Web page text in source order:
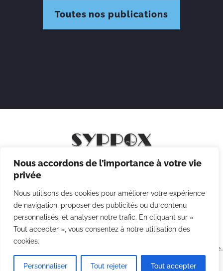
Nous accordons de l’importance à votre vie
privée
Nous utilisons des cookies pour améliorer votre expérience
de navigation, proposer des publicités ou du contenu
personnalisés, et analyser notre trafic. En cliquant sur «
Tout accepter », vous consentez à notre utilisation des
cookies.
Personnaliser Tout rejeter Tout accepter
Toutes nos publications
Mentions légales
Politique des cookies
CGV
Agence
Point Com